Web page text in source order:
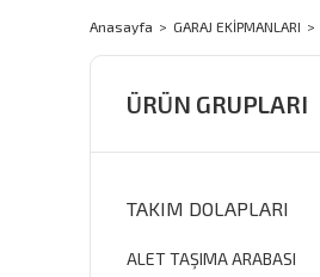
Anasayfa GARAJ EKİPMANLARI
ÜRÜN GRUPLARI
TAKIM DOLAPLARI
ALET TAŞIMA ARABASI